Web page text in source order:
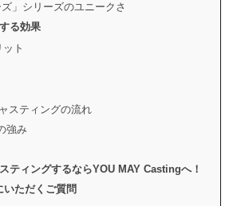
」シリーズのユニークさ
る効果
ト
スティングの流れ
強み
ティングするならYOU MAY Castingへ！
いただくご質問